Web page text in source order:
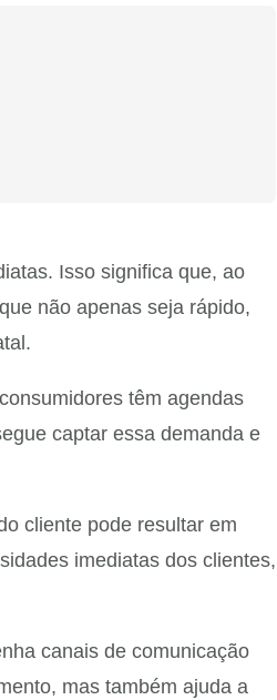
Isso significa que, ao
não apenas seja rápido,
têm agendas
captar essa demanda e
cliente pode resultar em
imediatas dos clientes,
canais de comunicação
mas também ajuda a